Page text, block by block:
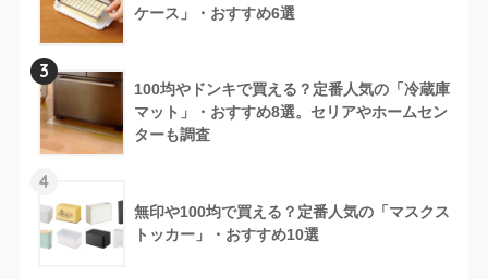
ケース」・おすすめ6選
3
100均やドンキで買える？定番人気の「冷蔵庫
マット」・おすすめ8選。セリアやホームセン
ターも調査
4
無印や100均で買える？定番人気の「マスクス
トッカー」・おすすめ10選